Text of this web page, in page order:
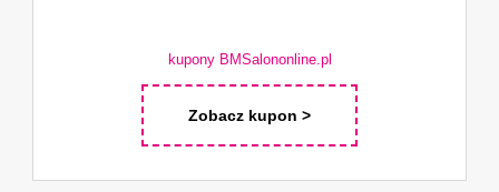
kupony BMSalononline.pl
Zobacz kupon >